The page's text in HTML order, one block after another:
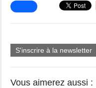
S'inscrire à la newsletter
Vous aimerez aussi :